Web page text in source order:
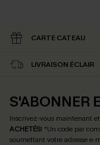
CARTE CATEAU
LIVRAISON ÉCLAIR
S'ABONNER
Inscrivez-vous maintenant
ACHETÉS! *Un code par
soumettant votre adresse e-